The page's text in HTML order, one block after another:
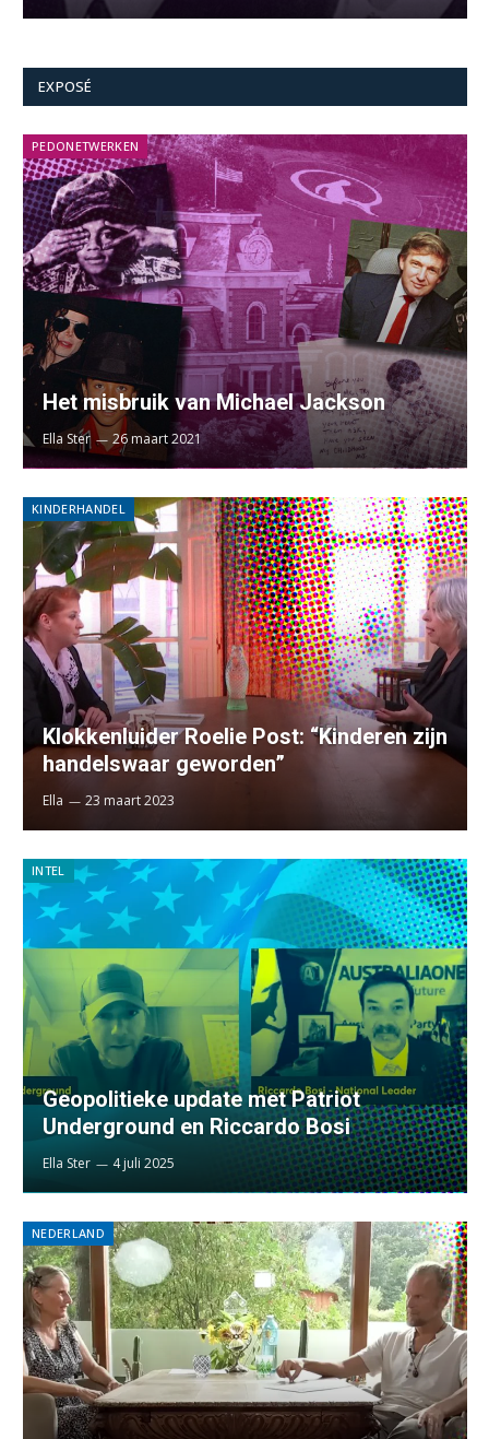
EXPOSÉ
PEDONETWERKEN
Het misbruik van Michael Jackson
Ella Ster 26 maart 2021
KINDERHANDEL
Klokkenluider Roelie Post: “Kinderen zijn
handelswaar geworden”
Ella 23 maart 2023
INTEL
Geopolitieke update met Patriot
Underground en Riccardo Bosi
Ella Ster 4 juli 2025
NEDERLAND